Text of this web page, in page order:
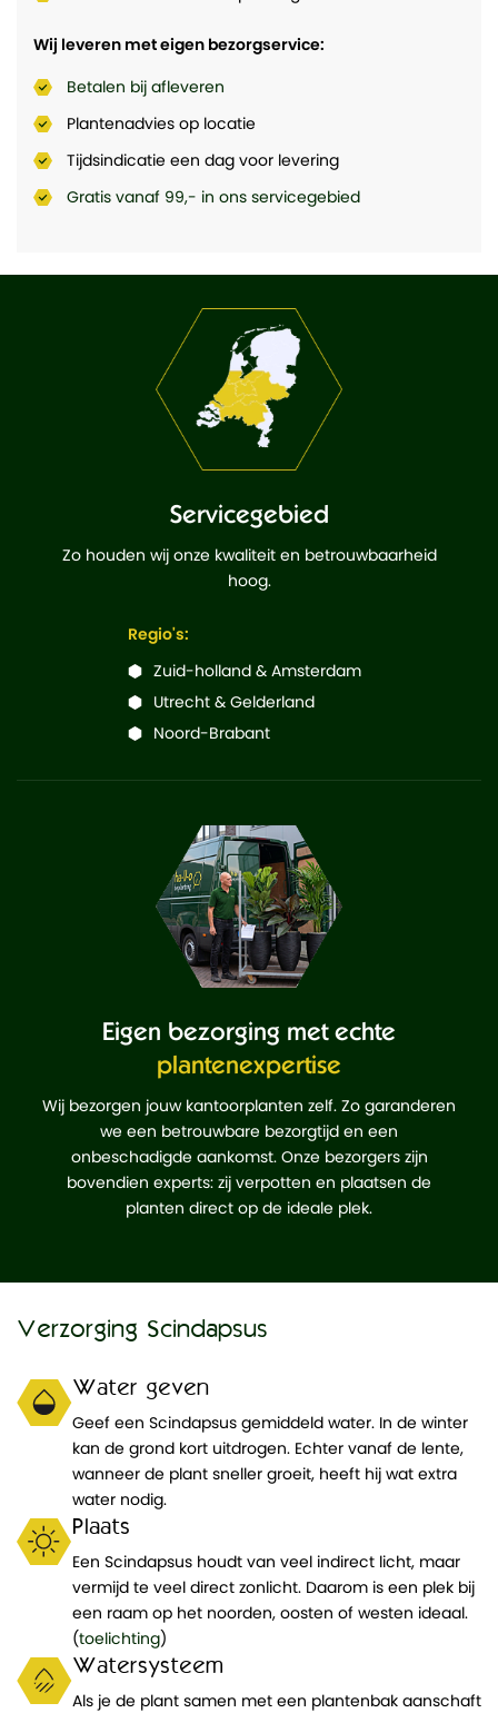
Wij leveren met eigen bezorgservice:
Betalen bij afleveren
Plantenadvies op locatie
Tijdsindicatie een dag voor levering
Gratis vanaf 99,- in ons servicegebied
Servicegebied
Zo houden wij onze kwaliteit en betrouwbaarheid
hoog.
Regio's:
Zuid-holland & Amsterdam
Utrecht & Gelderland
Noord-Brabant
Eigen bezorging met echte
plantenexpertise
Wij bezorgen jouw kantoorplanten zelf. Zo garanderen
we een betrouwbare bezorgtijd en een
onbeschadigde aankomst. Onze bezorgers zijn
bovendien experts: zij verpotten en plaatsen de
planten direct op de ideale plek.
Verzorging Scindapsus
Water geven
Geef een Scindapsus gemiddeld water. In de winter
kan de grond kort uitdrogen. Echter vanaf de lente,
wanneer de plant sneller groeit, heeft hij wat extra
water nodig.
Plaats
Een Scindapsus houdt van veel indirect licht, maar
vermijd te veel direct zonlicht. Daarom is een plek bij
een raam op het noorden, oosten of westen ideaal.
(toelichting)
Watersysteem
Als je de plant samen met een plantenbak aanschaft